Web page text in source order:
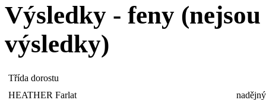
Výsledky - feny
výsledky)
Třída dorostu
HEATHER Farlat